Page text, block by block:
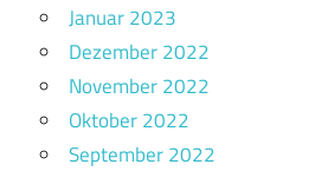
Januar 2023
Dezember 2022
November 2022
Oktober 2022
September 2022